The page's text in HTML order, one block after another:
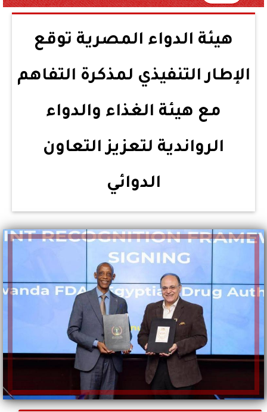
هيئة الدواء المصرية توقع
الإطار التنفيذي لمذكرة التفاهم
مع هيئة الغذاء والدواء
الرواندية لتعزيز التعاون
الدوائي